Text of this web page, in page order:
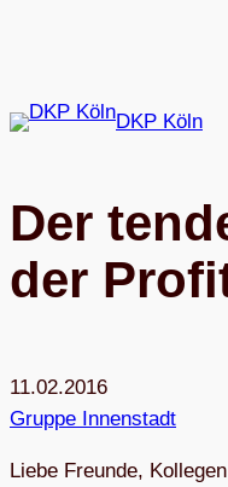
DKP Köln
Der
der
11.02.2016
Gruppe Innenstadt
Liebe Freunde,